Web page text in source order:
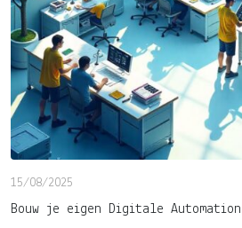
15/08/2025
Bouw je eigen Digitale